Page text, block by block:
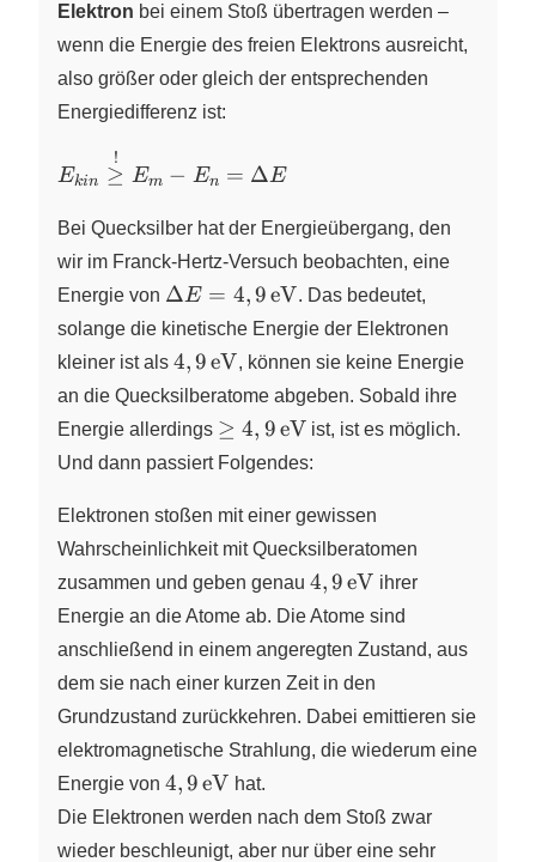
Elektron bei einem Stoß übertragen werden –
wenn die Energie des freien Elektrons ausreicht,
also größer oder gleich der entsprechenden
Energiedifferenz ist:
E_{kin}
\overset{!}
{\geq}
E_m - E_n
= \Delta
E
Ekin ≥
!
Em − En = ΔE
Bei Quecksilber hat der Energieübergang, den
wir im Franck-Hertz-Versuch beobachten, eine
Energie von \Delta E =
4,9\,\pu{eV}
ΔE = 4,9eV. Das bedeutet,
solange die kinetische Energie der Elektronen
kleiner ist als 4,9\,\pu{eV}
4,9 eV, können sie keine Energie
an die Quecksilberatome abgeben. Sobald ihre
Energie allerdings \geq
4,9\,\pu{eV}
≥ 4, 9eV ist, ist es möglich.
Und dann passiert Folgendes:
Elektronen stoßen mit einer gewissen
Wahrscheinlichkeit mit Quecksilberatomen
zusammen und geben genau 4,9\,\pu{eV}
4,9 eV ihrer
Energie an die Atome ab. Die Atome sind
anschließend in einem angeregten Zustand, aus
dem sie nach einer kurzen Zeit in den
Grundzustand zurückkehren. Dabei emittieren sie
elektromagnetische Strahlung, die wiederum eine
Energie von 4,9\,\pu{eV}
4,9 eV hat.
Die Elektronen werden nach dem Stoß zwar
wieder beschleunigt, aber nur über eine sehr